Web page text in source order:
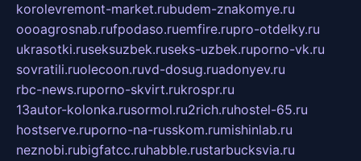
korolevremont-market.rubudem-znakomye.ru
oooagrosnab.rufpodaso.ruemfire.rupro-otdelky.ru
ukrasotki.ruseksuzbek.ruseks-uzbek.ruporno-vk.ru
sovratili.ruolecoon.ruvd-dosug.ruadonyev.ru
rbc-news.ruporno-skvirt.rukrospr.ru
13autor-kolonka.rusormol.ru2rich.ruhostel-65.ru
hostserve.ruporno-na-russkom.rumishinlab.ru
neznobi.rubigfatcc.ruhabble.rustarbucksvia.ru